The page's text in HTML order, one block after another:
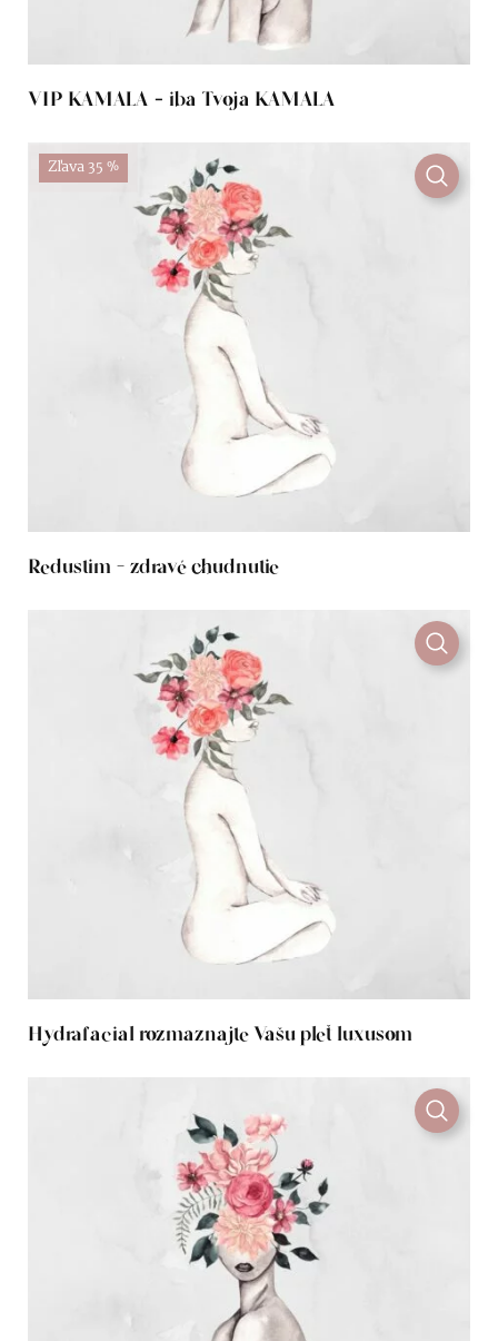
VIP KAMALA - iba Tvoja KAMALA
Zľava 35 %
Redustim – zdravé chudnutie
Hydrafacial rozmaznajte Vašu pleť luxusom